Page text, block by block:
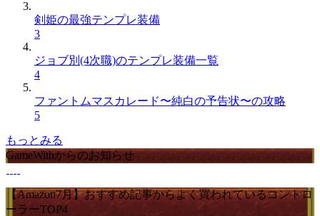
剣姫の最強テンプレ装備
3
ジョブ別(4次職)のテンプレ装備一覧
4
ファントムマスカレード〜純白の予告状〜の攻略
5
もっとみる
GameWithからのお知らせ
【Amazon7月】おすすめ記事からよく買われているコントロ
ーラーTOP4